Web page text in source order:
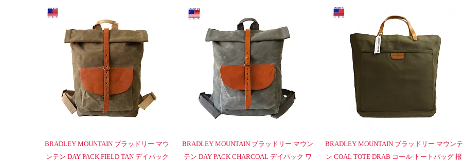
BRADLEY MOUNTAIN ブラッドリー マウ
ンテン DAY PACK FIELD TAN デイパック
BRADLEY MOUNTAIN ブラッドリー マウン
テン DAY PACK CHARCOAL デイパック ワ
BRADLEY MOUNTAIN ブラッドリー マウンテ
ン COAL TOTE DRAB コール トートバッグ 撥